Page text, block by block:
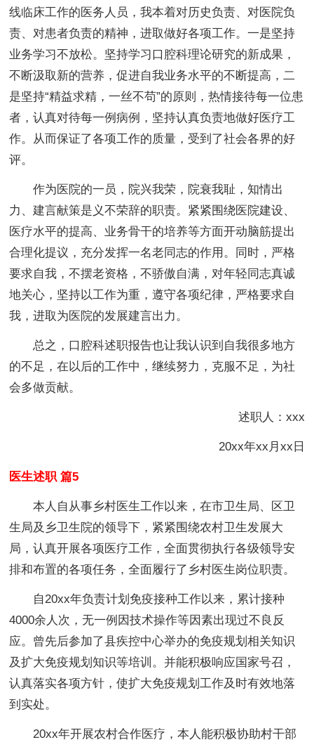
线临床工作的医务人员，我本着对历史负责、对医院负
责、对患者负责的精神，进取做好各项工作。一是坚持
业务学习不放松。坚持学习口腔科理论研究的新成果，
不断汲取新的营养，促进自我业务水平的不断提高，二
是坚持“精益求精，一丝不苟”的原则，热情接待每一位患
者，认真对待每一例病例，坚持认真负责地做好医疗工
作。从而保证了各项工作的质量，受到了社会各界的好
评。
作为医院的一员，院兴我荣，院衰我耻，知情出
力、建言献策是义不荣辞的职责。紧紧围绕医院建设、
医疗水平的提高、业务骨干的培养等方面开动脑筋提出
合理化提议，充分发挥一名老同志的作用。同时，严格
要求自我，不摆老资格，不骄傲自满，对年轻同志真诚
地关心，坚持以工作为重，遵守各项纪律，严格要求自
我，进取为医院的发展建言出力。
总之，口腔科述职报告也让我认识到自我很多地方
的不足，在以后的工作中，继续努力，克服不足，为社
会多做贡献。
述职人：xxx
20xx年xx月xx日
医生述职 篇5
本人自从事乡村医生工作以来，在市卫生局、区卫
生局及乡卫生院的领导下，紧紧围绕农村卫生发展大
局，认真开展各项医疗工作，全面贯彻执行各级领导安
排和布置的各项任务，全面履行了乡村医生岗位职责。
自20xx年负责计划免疫接种工作以来，累计接种
4000余人次，无一例因技术操作等因素出现过不良反
应。曾先后参加了县疾控中心举办的免疫规划相关知识
及扩大免疫规划知识等培训。并能积极响应国家号召，
认真落实各项方针，使扩大免疫规划工作及时有效地落
到实处。
20xx年开展农村合作医疗，本人能积极协助村干部